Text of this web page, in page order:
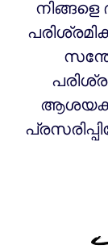
നിങ്ങളെ